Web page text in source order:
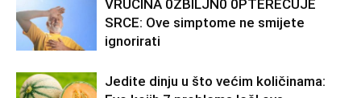
VRUĆlNA 0ZBlLJN0 0PTEREĆUJE
SRCE: Ove simptome ne smijete
ignorirati
Jedite dinju u što većim količinama: